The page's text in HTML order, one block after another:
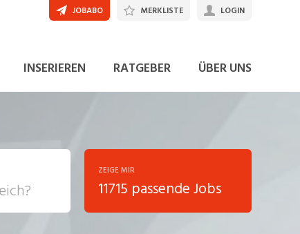
INSERIEREN RATGEBER ÜBER UNS
JOBABO MERKLISTE LOGIN
ZEIGE MIR
11715 passende Jobs
JETZT BEWERBEN